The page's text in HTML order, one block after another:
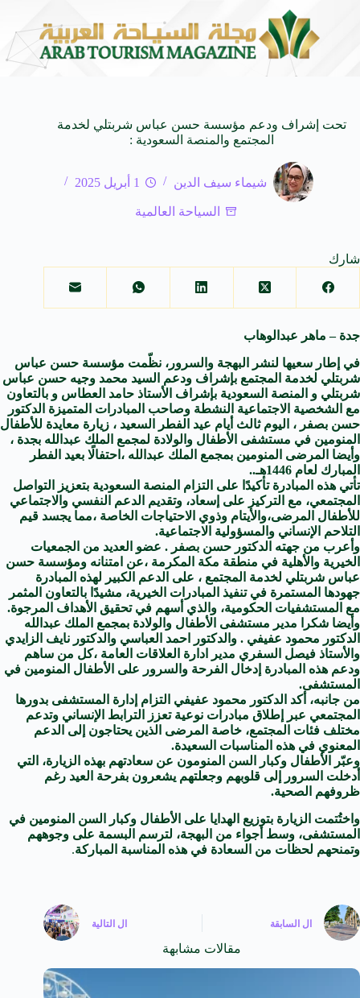
العالمية 8 أغسطس 2026 وزير الثقافة السعودي: استضافة
تحت إشراف ودعم مؤسسة حسن عباس شربتلي لخدمة
المجتمع والمنصة السعودية :
شيماء سيف الدين 1 أبريل 2025
السياحة العالمية
شارك
جدة – ماهر عبدالوهاب
في إطار سعيها لنشر البهجة والسرور، نظّمت مؤسسة حسن عباس
شربتلي لخدمة المجتمع بإشراف ودعم السيد محمد وجيه حسن عباس
شربتلي و المنصة السعودية بإشراف الأستاذ حامد العطاس و بالتعاون
مع الشخصية الاجتماعية النشطة وصاحب المبادرات المتميزة الدكتور
حسن بصفر ، اليوم ثالث أيام عيد الفطر السعيد ، زيارة معايدة للأطفال
المنومين في مستشفى الأطفال والولادة لمجمع الملك عبدالله بجدة ،
وأيضا المرضى المنومين بمجمع الملك عبدالله ،احتفالًا بعيد الفطر
المبارك لعام 1446هـ..
تأتي هذه المبادرة تأكيدًا على التزام المنصة السعودية بتعزيز التواصل
المجتمعي، مع التركيز على إسعاد، وتقديم الدعم النفسي والاجتماعي
للأطفال المرضى،والأيتام وذوي الاحتياجات الخاصة ،مما يجسد قيم
التلاحم الإنساني والمسؤولية الاجتماعية.
وأعرب من جهته الدكتور حسن بصفر . عضو العديد من الجمعيات
الخيرية والأهلية في منطقة مكة المكرمة ،عن امتنانه ومؤسسة حسن
عباس شربتلي لخدمة المجتمع ، على الدعم الكبير لهذه المبادرة
جهودها المستمرة في تنفيذ المبادرات الخيرية، مشيدًا بالتعاون المثمر
مع المستشفيات الحكومية، والذي أسهم في تحقيق الأهداف المرجوة.
وأيضا شكرا مدير مستشفى الأطفال والولادة بمجمع الملك عبدالله
الدكتور محمود عفيفي . والدكتور احمد العباسي والدكتور نايف الزايدي
والأستاذ فيصل السفري مدير ادارة العلاقات العامة ،كل من ساهم
ودعم هذه المبادرة إدخال الفرحة والسرور على الأطفال المنومين في
المستشفى.
من جانبه، أكد الدكتور محمود عفيفي التزام إدارة المستشفى بدورها
المجتمعي عبر إطلاق مبادرات نوعية تعزز الترابط الإنساني وتدعم
مختلف فئات المجتمع، خاصة المرضى الذين يحتاجون إلى الدعم
المعنوي في هذه المناسبات السعيدة.
وعبّر الأطفال وكبار السن المنومون عن سعادتهم بهذه الزيارة، التي
أدخلت السرور إلى قلوبهم وجعلتهم يشعرون بفرحة العيد رغم
ظروفهم الصحية.
واختُتمت الزيارة بتوزيع الهدايا على الأطفال وكبار السن المنومين في
المستشفى، وسط أجواء من البهجة، لترسم البسمة على وجوههم
وتمنحهم لحظات من السعادة في هذه المناسبة المباركة.
ال السابقة ال التالية
مقالات مشابهة